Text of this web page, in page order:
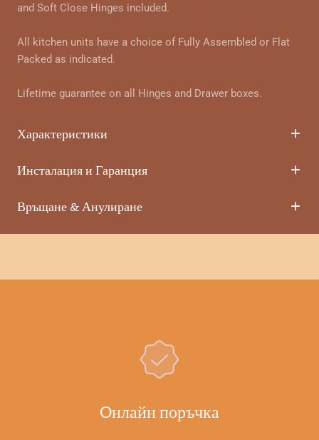
and Soft Close Hinges included.
All kitchen units have a choice of Fully Assembled or Flat
Packed as indicated.
Lifetime guarantee on all Hinges and Drawer boxes.
Характеристики
Инсталация и Гаранция
Връщане & Анулиране
Oнлайн поръчка